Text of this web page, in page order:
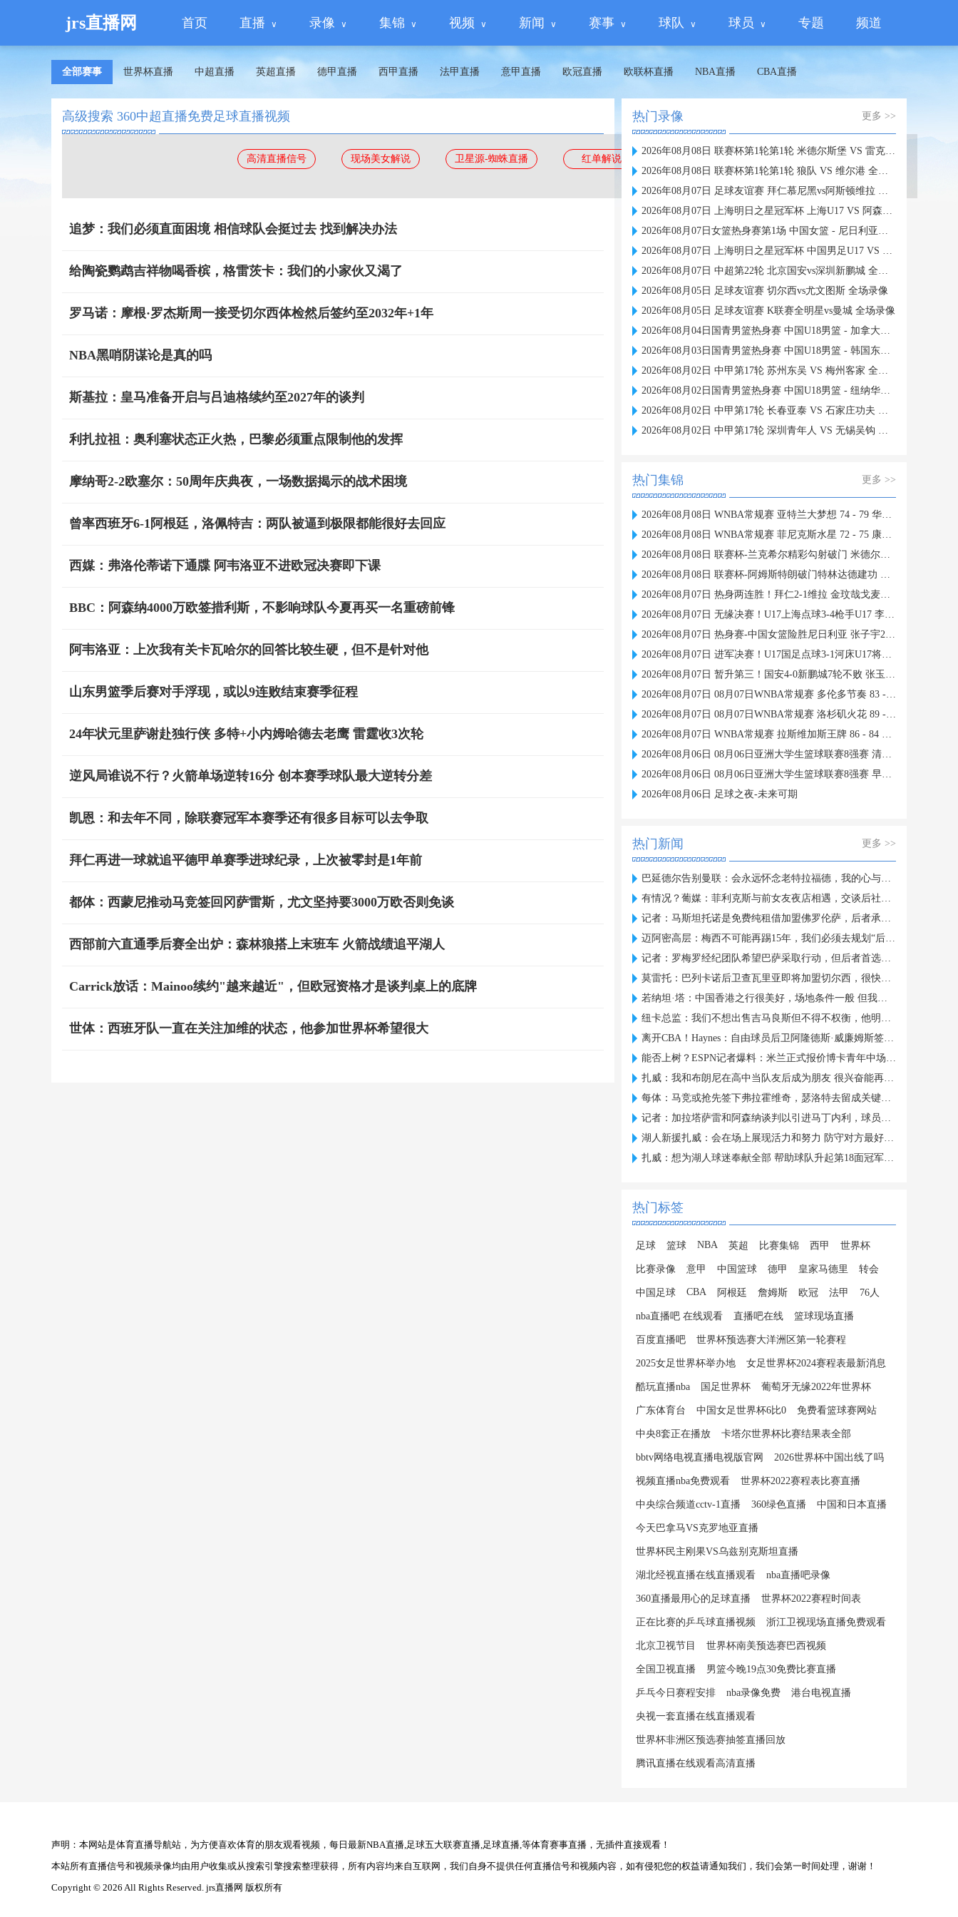
jrs直播网 首页 直播 录像 集锦 视频 新闻 赛事 球队 球员 专题 频道
全部赛事 世界杯直播 中超直播 英超直播 德甲直播 西甲直播 法甲直播 意甲直播 欧冠直播 欧联杯直播 NBA直播 CBA直播
高级搜索 360中超直播免费足球直播视频
高清直播信号 现场美女解说 卫星源-蜘蛛直播 红单解说 蜘蛛直播
追梦：我们必须直面困境 相信球队会挺过去 找到解决办法
给陶瓷鹦鹉吉祥物喝香槟，格雷茨卡：我们的小家伙又渴了
罗马诺：摩根·罗杰斯周一接受切尔西体检然后签约至2032年+1年
NBA黑哨阴谋论是真的吗
斯基拉：皇马准备开启与吕迪格续约至2027年的谈判
利扎拉祖：奥利塞状态正火热，巴黎必须重点限制他的发挥
摩纳哥2-2欧塞尔：50周年庆典夜，一场数据揭示的战术困境
曾率西班牙6-1阿根廷，洛佩特吉：两队被逼到极限都能很好去回应
西媒：弗洛伦蒂诺下通牒 阿韦洛亚不进欧冠决赛即下课
BBC：阿森纳4000万欧签措利斯，不影响球队今夏再买一名重磅前锋
阿韦洛亚：上次我有关卡瓦哈尔的回答比较生硬，但不是针对他
山东男篮季后赛对手浮现，或以9连败结束赛季征程
24年状元里萨谢赴独行侠 多特+小内姆哈德去老鹰 雷霆收3次轮
逆风局谁说不行？火箭单场逆转16分 创本赛季球队最大逆转分差
凯恩：和去年不同，除联赛冠军本赛季还有很多目标可以去争取
拜仁再进一球就追平德甲单赛季进球纪录，上次被零封是1年前
都体：西蒙尼推动马竞签回冈萨雷斯，尤文坚持要3000万欧否则免谈
西部前六直通季后赛全出炉：森林狼搭上末班车 火箭战绩追平湖人
Carrick放话：Mainoo续约"越来越近"，但欧冠资格才是谈判桌上的底牌
世体：西班牙队一直在关注加维的状态，他参加世界杯希望很大
热门录像 更多 >>
2026年08月08日 联赛杯第1轮第1轮 米德尔斯堡 VS 雷克瑟姆 全场录像
2026年08月08日 联赛杯第1轮第1轮 狼队 VS 维尔港 全场录像
2026年08月07日 足球友谊赛 拜仁慕尼黑vs阿斯顿维拉 全场录像
2026年08月07日 上海明日之星冠军杯 上海U17 VS 阿森纳U17 全场录像
2026年08月07日女篮热身赛第1场 中国女篮 - 尼日利亚女篮 全场录像
2026年08月07日 上海明日之星冠军杯 中国男足U17 VS 河床U17 全场录像
2026年08月07日 中超第22轮 北京国安vs深圳新鹏城 全场录像
2026年08月05日 足球友谊赛 切尔西vs尤文图斯 全场录像
2026年08月05日 足球友谊赛 K联赛全明星vs曼城 全场录像
2026年08月04日国青男篮热身赛 中国U18男篮 - 加拿大大卫·安篮球学院 全场录像
2026年08月03日国青男篮热身赛 中国U18男篮 - 韩国东国大学 全场录像
2026年08月02日 中甲第17轮 苏州东吴 VS 梅州客家 全场录像
2026年08月02日国青男篮热身赛 中国U18男篮 - 纽纳华丁闪电队 全场录像
2026年08月02日 中甲第17轮 长春亚泰 VS 石家庄功夫 全场录像
2026年08月02日 中甲第17轮 深圳青年人 VS 无锡吴钩 全场录像
热门集锦 更多 >>
2026年08月08日 WNBA常规赛 亚特兰大梦想 74 - 79 华盛顿神秘人 全场集锦
2026年08月08日 WNBA常规赛 菲尼克斯水星 72 - 75 康涅狄格太阳 全场集锦
2026年08月08日 联赛杯-兰克希尔精彩勾射破门 米德尔斯堡1-0雷克瑟姆
2026年08月08日 联赛杯-阿姆斯特朗破门特林达德建功 狼队3-0维尔港
2026年08月07日 热身两连胜！拜仁2-1维拉 金玟哉戈麦斯破门迪亚斯替补建功
2026年08月07日 无缘决赛！U17上海点球3-4枪手U17 李秋甫、李文博失点王启戎扑点
2026年08月07日 热身赛-中国女篮险胜尼日利亚 张子宇24+11 杨舒予12+6
2026年08月07日 进军决赛！U17国足点球3-1河床U17将战阿森纳 江宇涵替补两扑点
2026年08月07日 暂升第三！国安4-0新鹏城7轮不败 张玉宁传射达万双响法比奥破门
2026年08月07日 08月07日WNBA常规赛 多伦多节奏 83 - 97 波特兰火焰 集锦
2026年08月07日 08月07日WNBA常规赛 洛杉矶火花 89 - 82 明尼苏达山猫 全场集锦
2026年08月07日 WNBA常规赛 拉斯维加斯王牌 86 - 84 印第安纳狂热 全场集锦
2026年08月06日 08月06日亚洲大学生篮球联赛8强赛 清华大学 85 - 81 菲律宾大学 集锦
2026年08月06日 08月06日亚洲大学生篮球联赛8强赛 早稻田大学 78 - 71 高丽大学 集锦
2026年08月06日 足球之夜-未来可期
热门新闻 更多 >>
巴延德尔告别曼联：会永远怀念老特拉福德，我的心与你们同在
有情况？葡媒：菲利克斯与前女友夜店相遇，交谈后社媒再次互关
记者：马斯坦托诺是免费纯租借加盟佛罗伦萨，后者承担全额薪水
迈阿密高层：梅西不可能再踢15年，我们必须去规划“后梅西时代”
记者：罗梅罗经纪团队希望巴萨采取行动，但后者首选引进罗德里
莫雷托：巴列卡诺后卫查瓦里亚即将加盟切尔西，很快就会官方宣布
若纳坦·塔：中国香港之行很美好，场地条件一般 但我们踢得不错
纽卡总监：我们不想出售吉马良斯但不得不权衡，他明确说出了意愿
离开CBA！Haynes：自由球员后卫阿隆德斯·威廉姆斯签约奇才
能否上树？ESPN记者爆料：米兰正式报价博卡青年中场帕雷德斯
扎威：我和布朗尼在高中当队友后成为朋友 很兴奋能再次并肩作战
每体：马竞或抢先签下弗拉霍维奇，瑟洛特去留成关键变量
记者：加拉塔萨雷和阿森纳谈判以引进马丁内利，球员合同明夏到期
湖人新援扎威：会在场上展现活力和努力 防守对方最好的球员
扎威：想为湖人球迷奉献全部 帮助球队升起第18面冠军旗帜
热门标签
足球 篮球 NBA 英超 比赛集锦 西甲 世界杯
比赛录像 意甲 中国篮球 德甲 皇家马德里 转会
中国足球 CBA 阿根廷 詹姆斯 欧冠 法甲 76人
nba直播吧 在线观看 直播吧在线 篮球现场直播
百度直播吧 世界杯预选赛大洋洲区第一轮赛程
2025女足世界杯举办地 女足世界杯2024赛程表最新消息
酷玩直播nba 国足世界杯 葡萄牙无缘2022年世界杯
广东体育台 中国女足世界杯6比0 免费看篮球赛网站
中央8套正在播放 卡塔尔世界杯比赛结果表全部
bbtv网络电视直播电视版官网 2026世界杯中国出线了吗
视频直播nba免费观看 世界杯2022赛程表比赛直播
中央综合频道cctv-1直播 360绿色直播 中国和日本直播
今天巴拿马VS克罗地亚直播
世界杯民主刚果VS乌兹别克斯坦直播
湖北经视直播在线直播观看 nba直播吧录像
360直播最用心的足球直播 世界杯2022赛程时间表
正在比赛的乒乓球直播视频 浙江卫视现场直播免费观看
北京卫视节目 世界杯南美预选赛巴西视频
全国卫视直播 男篮今晚19点30免费比赛直播
乒乓今日赛程安排 nba录像免费 港台电视直播
央视一套直播在线直播观看
世界杯非洲区预选赛抽签直播回放
腾讯直播在线观看高清直播
声明：本网站是体育直播导航站，为方便喜欢体育的朋友观看视频，每日最新NBA直播,足球五大联赛直播,足球直播,等体育赛事直播，无插件直接观看！
本站所有直播信号和视频录像均由用户收集或从搜索引擎搜索整理获得，所有内容均来自互联网，我们自身不提供任何直播信号和视频内容，如有侵犯您的权益请通知我们，我们会第一时间处理，谢谢！
Copyright © 2026 All Rights Reserved. jrs直播网 版权所有